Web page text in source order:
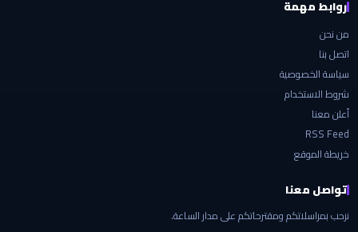
روابط مهمة
من نحن
اتصل بنا
سياسة الخصوصية
شروط الاستخدام
أعلن معنا
RSS Feed
خريطة الموقع
تواصل معنا
نرحب بمراسلاتكم ومقترحاتكم على مدار الساعة.